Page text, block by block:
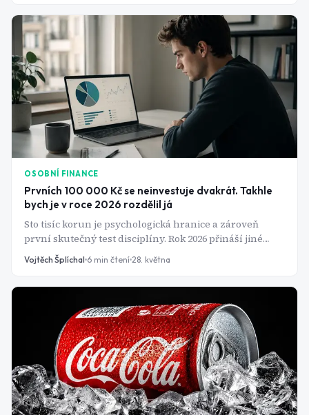
OSOBNÍ FINANCE
Prvních 100 000 Kč se neinvestuje dvakrát. Takhle
bych je v roce 2026 rozdělil já
Sto tisíc korun je psychologická hranice a zároveň
první skutečný test disciplíny. Rok 2026 přináší jiné
podmínky než euforický bull market z let 2020–2021:
sazby centrálních bank sice klesají, trhy jsou ale
tom, jak k prvnímu kapitálu přistoupíte - "dát to do ETF"
je sice správná odpověď, ale zdaleka ne kompletní.
Vojtěch Šplíchal 6 min čtení 28. května